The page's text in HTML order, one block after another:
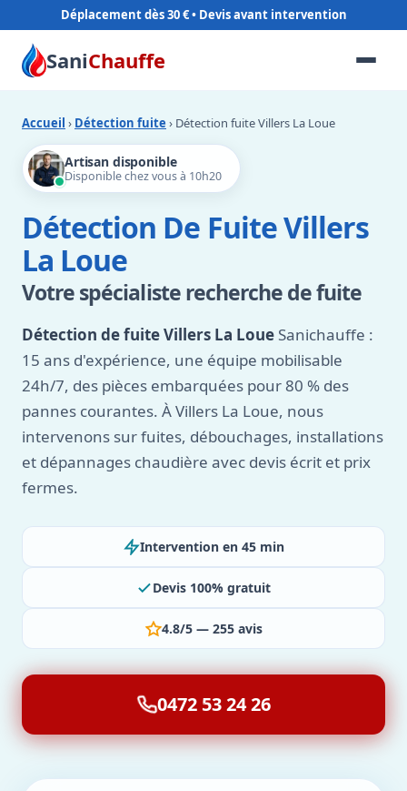
Déplacement dès 30 €
SaniChauffe
Accueil › Détection fuite › Détection fuite Villers La Loue
Artisan disponible
Disponible chez vous à 10h20
Détection De Fuite Villers
La Loue
Votre spécialiste recherche de fuite
Détection de fuite Villers La Loue Sanichauffe :
15 ans d'expérience, une équipe mobilisable
24h/7, des pièces embarquées pour 80 % des
pannes courantes. À Villers La Loue, nous
intervenons sur fuites, débouchages, installations
et dépannages chaudière avec devis écrit et prix
fermes.
Intervention en 45 min
Devis 100% gratuit
4.8/5 — 255 avis
0472 53 24 26